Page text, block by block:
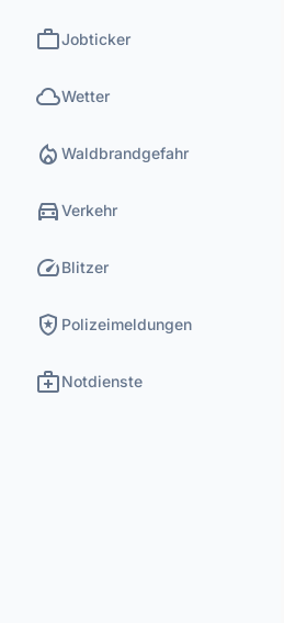
workJobticker
cloudWetter
local_fire_department Waldbrandgefahr
directions_carVerkehr
speedBlitzer
local_police Polizeimeldungen
medical_servicesNotdienste